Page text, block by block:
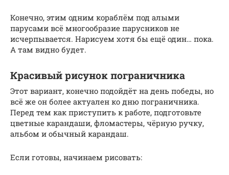
Конечно, этим одним кораблём под алыми
парусами всё многообразие парусников не
исчерпывается. Нарисуем хотя бы ещё один… пока.
А там видно будет.
Красивый рисунок пограничника
Этот вариант, конечно подойдёт на день победы, но
всё же он более актуален ко дню пограничника.
Перед тем как приступить к работе, подготовьте
цветные карандаши, фломастеры, чёрную ручку,
альбом и обычный карандаш.
Если готовы, начинаем рисовать: